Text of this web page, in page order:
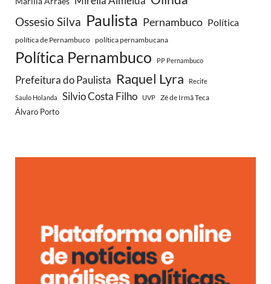
Ossesio Silva Paulista Pernambuco Política
política de Pernambuco política pernambucana
Política Pernambuco PP Pernambuco
Prefeitura do Paulista Raquel Lyra Recife
Saulo Holanda Silvio Costa Filho UVP Zé de Irmã Teca
Álvaro Porto